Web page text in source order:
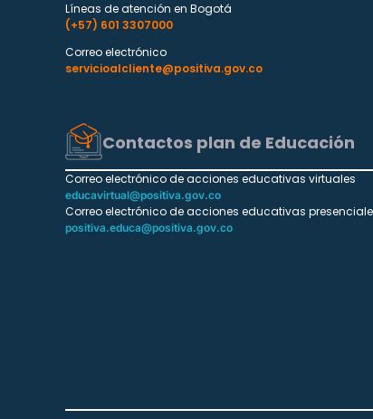
Líneas de atención en Bogotá
(+57) 601 3307000
Correo electrónico
servicioalcliente@positiva.gov.co
Contactos plan de Educación
Correo electrónico de acciones educativas virtuales
educavirtual@positiva.gov.co
Correo electrónico de acciones educativas
positiva.educa@positiva.gov.co